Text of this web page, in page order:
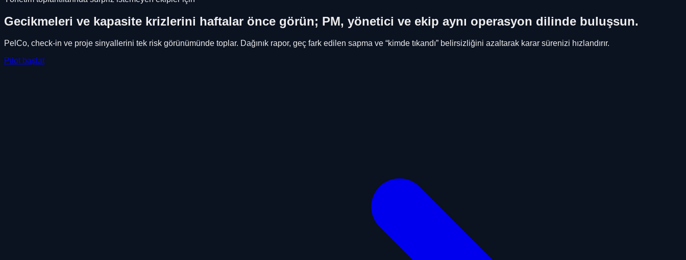
Gecikmeleri ve kapasite krizlerini haftalar önce görün; PM, yönetici ve ekip aynı operasyon dilinde buluşsun.
PelCo, check-in ve proje sinyallerini tek risk görünümünde toplar. Dağınık rapor, geç fark edilen sapma ve “kimde tıkandı” belirsizliğini azaltarak karar sürenizi hızlandırır.
Pilot başlat